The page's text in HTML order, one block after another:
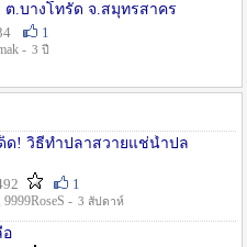
.บางโทรัด จ.สมุทรสาคร
1
- 3 ปี
ด! วิธีทำปลาสวายแช่น้ำปล
1
, 9999RoseS - 3 สัปดาห์
อ